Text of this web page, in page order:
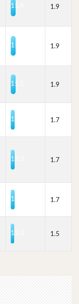
15.4 1.9
15.2 1.9
15.1 1.9
13.7 1.7
13.3 1.7
13.2 1.7
12.0 1.5